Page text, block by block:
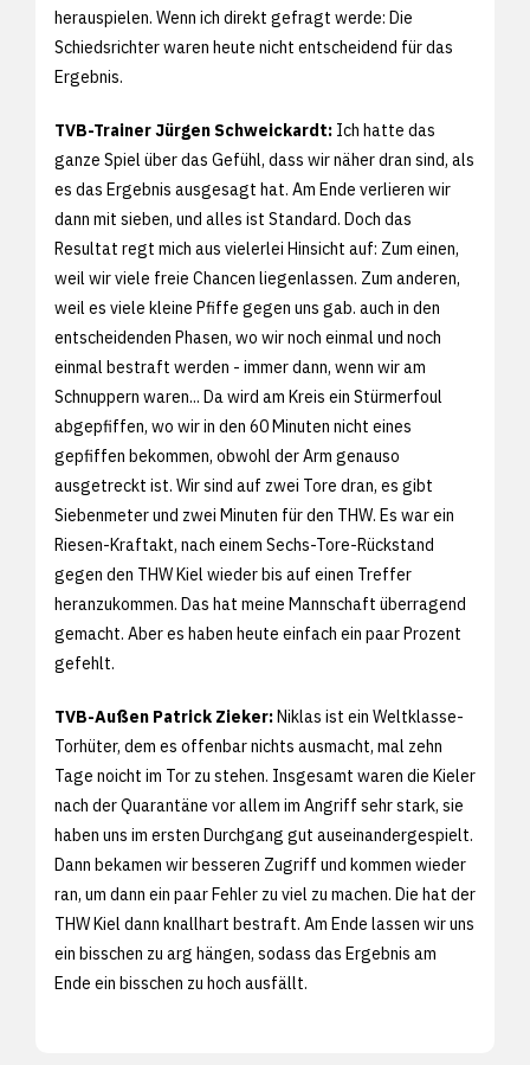
herauspielen. Wenn ich direkt gefragt werde: Die
Schiedsrichter waren heute nicht entscheidend für das
Ergebnis.
TVB-Trainer Jürgen Schweickardt: Ich hatte das
ganze Spiel über das Gefühl, dass wir näher dran sind, als
es das Ergebnis ausgesagt hat. Am Ende verlieren wir
dann mit sieben, und alles ist Standard. Doch das
Resultat regt mich aus vielerlei Hinsicht auf: Zum einen,
weil wir viele freie Chancen liegenlassen. Zum anderen,
weil es viele kleine Pfiffe gegen uns gab. auch in den
entscheidenden Phasen, wo wir noch einmal und noch
einmal bestraft werden - immer dann, wenn wir am
Schnuppern waren... Da wird am Kreis ein Stürmerfoul
abgepfiffen, wo wir in den 60 Minuten nicht eines
gepfiffen bekommen, obwohl der Arm genauso
ausgetreckt ist. Wir sind auf zwei Tore dran, es gibt
Siebenmeter und zwei Minuten für den THW. Es war ein
Riesen-Kraftakt, nach einem Sechs-Tore-Rückstand
gegen den THW Kiel wieder bis auf einen Treffer
heranzukommen. Das hat meine Mannschaft überragend
gemacht. Aber es haben heute einfach ein paar Prozent
gefehlt.
TVB-Außen Patrick Zieker:Niklas ist ein Weltklasse-
Torhüter, dem es offenbar nichts ausmacht, mal zehn
Tage noicht im Tor zu stehen. Insgesamt waren die Kieler
nach der Quarantäne vor allem im Angriff sehr stark, sie
haben uns im ersten Durchgang gut auseinandergespielt.
Dann bekamen wir besseren Zugriff und kommen wieder
ran, um dann ein paar Fehler zu viel zu machen. Die hat der
THW Kiel dann knallhart bestraft. Am Ende lassen wir uns
ein bisschen zu arg hängen, sodass das Ergebnis am
Ende ein bisschen zu hoch ausfällt.